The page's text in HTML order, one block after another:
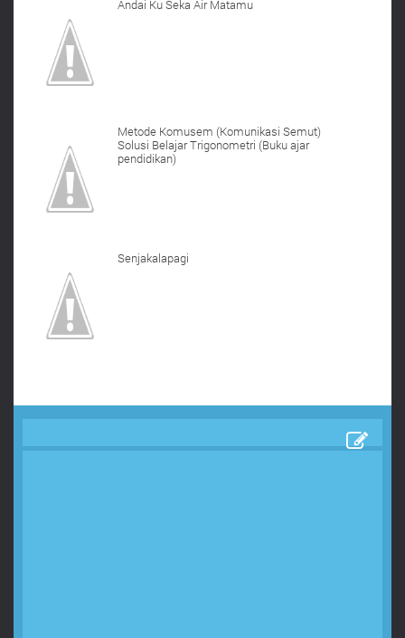
Andai Ku Seka Air Matamu
Metode Komusem (Komunikasi Semut)
Solusi Belajar Trigonometri (Buku ajar
pendidikan)
Senjakalapagi